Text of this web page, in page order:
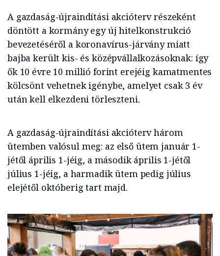
A gazdaság-újraindítási akcióterv részeként
döntött a kormány egy új hitelkonstrukció
bevezetéséről a koronavírus-járvány miatt
bajba került kis- és középvállalkozásoknak: így
ők 10 évre 10 millió forint erejéig kamatmentes
kölcsönt vehetnek igénybe, amelyet csak 3 év
után kell elkezdeni törleszteni.
A gazdaság-újraindítási akcióterv három
ütemben valósul meg: az első ütem január 1-
jétől április 1-jéig, a második április 1-jétől
július 1-jéig, a harmadik ütem pedig július
elejétől októberig tart majd.